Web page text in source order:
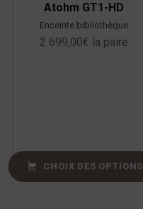
Atohm GT1-HD
Enceinte bibliothèque
2 699,00€ la paire
CHOIX DES OPTIONS